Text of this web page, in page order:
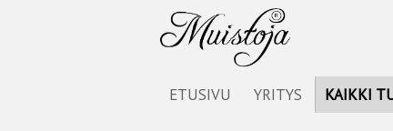
ETUSIVU YRITYS KAIKKI